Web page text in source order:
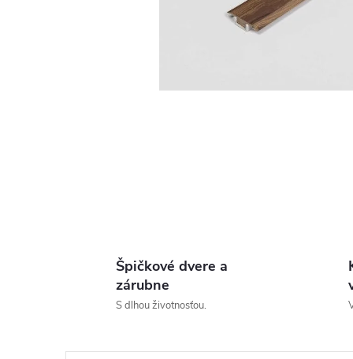
Špičkové dvere a
zárubne
S dlhou životnosťou.